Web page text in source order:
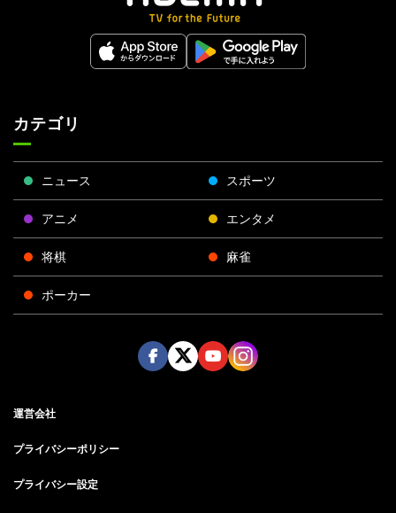
カテゴリ
ニュース スポーツ
アニメ エンタメ
将棋 麻雀
ポーカー
運営会社
プライバシーポリシー
プライバシー設定